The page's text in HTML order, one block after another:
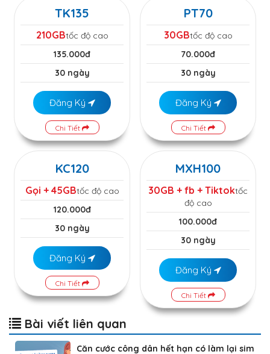
TK135
210GBtốc độ cao
135.000đ
30 ngày
Đăng Ký
Chi Tiết
PT70
30GBtốc độ cao
70.000đ
30 ngày
Đăng Ký
Chi Tiết
KC120
Gọi + 45GBtốc độ cao
120.000đ
30 ngày
Đăng Ký
Chi Tiết
MXH100
30GB + fb + Tiktoktốc
độ cao
100.000đ
30 ngày
Đăng Ký
Chi Tiết
Bài viết liên quan
Căn cước công dân hết hạn có làm lại sim